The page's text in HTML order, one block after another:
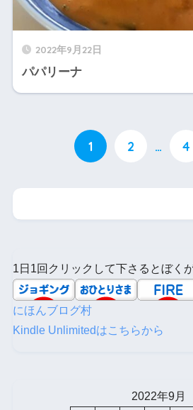
2022年9月22日
パパリーナ
1 2 … 4
1日1回クリックして下さるとぼく
にほんブログ村
Kindle Unlimitedはこちらから
2022年9月